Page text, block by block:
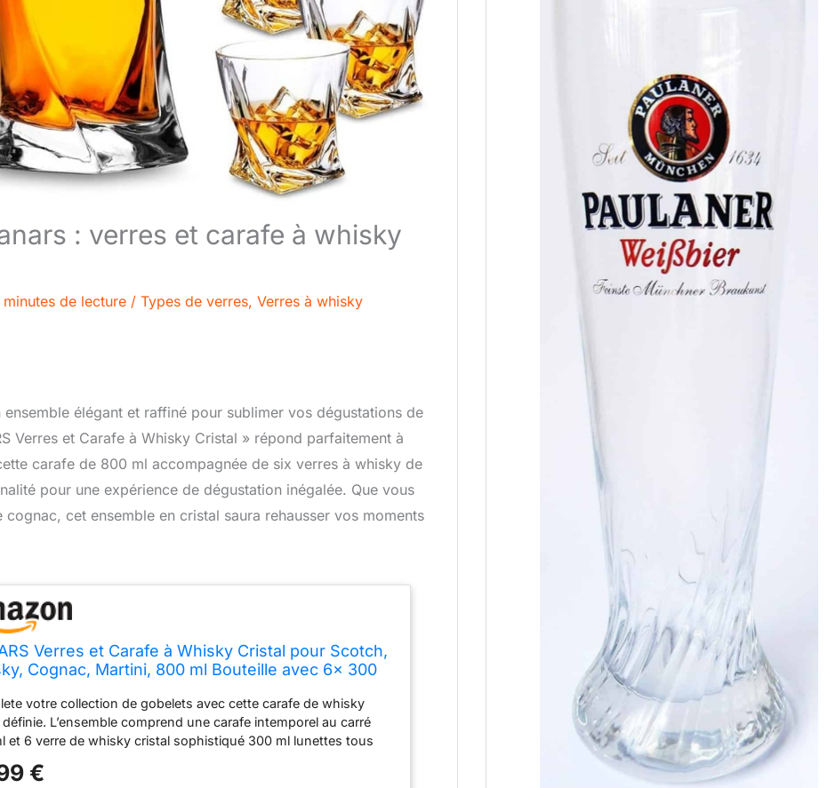
: verres et carafe à whisky
minutes de lecture / Types de verres, Verres à whisky
ensemble élégant et raffiné pour sublimer vos dégustations de
Verres et Carafe à Whisky Cristal » répond parfaitement à
carafe de 800 ml accompagnée de six verres à whisky de
pour une expérience de dégustation inégalée. Que vous
cet ensemble en cristal saura rehausser vos moments
Verres et Carafe à Whisky Cristal pour Scotch,
Cognac, Martini, 800 ml Bouteille avec 6x 300
votre collection de gobelets avec cette carafe de whisky
L’ensemble comprend une carafe intemporel au carré
et 6 verre de whisky cristal sophistiqué 300 ml lunettes tous
lorsque servi de cette carafe élégante de boissons alcoolisées
€